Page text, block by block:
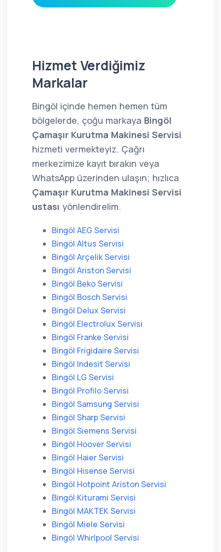
Hizmet Verdiğimiz
Markalar
Bingöl içinde hemen hemen tüm
bölgelerde, çoğu markaya Bingöl
Çamaşır Kurutma Makinesi Servisi
hizmeti vermekteyiz. Çağrı
merkezimize kayıt bırakın veya
WhatsApp üzerinden ulaşın; hızlıca
Çamaşır Kurutma Makinesi Servisi
ustası yönlendirelim.
Bingöl AEG Servisi
Bingöl Altus Servisi
Bingöl Arçelik Servisi
Bingöl Ariston Servisi
Bingöl Beko Servisi
Bingöl Bosch Servisi
Bingöl Delux Servisi
Bingöl Electrolux Servisi
Bingöl Franke Servisi
Bingöl Frigidaire Servisi
Bingöl Indesit Servisi
Bingöl LG Servisi
Bingöl Profilo Servisi
Bingöl Samsung Servisi
Bingöl Sharp Servisi
Bingöl Siemens Servisi
Bingöl Hoover Servisi
Bingöl Haier Servisi
Bingöl Hisense Servisi
Bingöl Hotpoint Ariston Servisi
Bingöl Kiturami Servisi
Bingöl MAKTEK Servisi
Bingöl Miele Servisi
Bingöl Whirlpool Servisi